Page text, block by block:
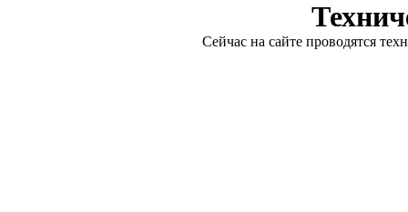
Сейчас на сайте проводятся